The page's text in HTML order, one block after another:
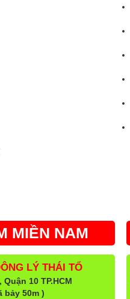
MIỀN NAM
LÝ THÁI TỔ
10 TP.HCM
bảy 50m )